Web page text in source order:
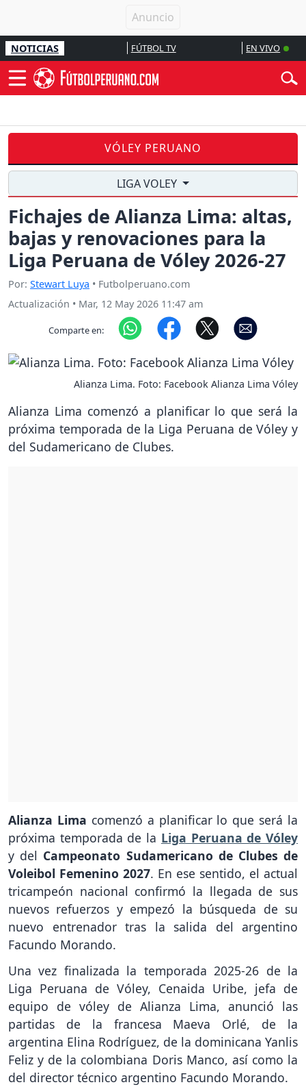
NOTICIAS FÚTBOL TV EN VIVO
VÓLEY PERUANO
LIGA VOLEY
Fichajes de Alianza Lima: altas,
bajas y renovaciones para la
Liga Peruana de Vóley 2026-27
Por: Stewart Luya • Futbolperuano.com
Actualización • Mar, 12 May 2026 11:47 am
Comparte en:
Alianza Lima. Foto: Facebook Alianza Lima Vóley
Alianza Lima comenzó a planificar lo que será la
próxima temporada de la Liga Peruana de Vóley y
del Sudamericano de Clubes.
Alianza Lima comenzó a planificar lo que será la
próxima temporada de la Liga Peruana de Vóley
y del Campeonato Sudamericano de Clubes de
Voleibol Femenino 2027. En ese sentido, el actual
tricampeón nacional confirmó la llegada de sus
nuevos refuerzos y empezó la búsqueda de su
nuevo entrenador tras la salida del argentino
Facundo Morando.
Una vez finalizada la temporada 2025-26 de la
Liga Peruana de Vóley, Cenaida Uribe, jefa de
equipo de vóley de Alianza Lima, anunció las
partidas de la francesa Maeva Orlé, de la
argentina Elina Rodríguez, de la dominicana Yanlis
Feliz y de la colombiana Doris Manco, así como la
del director técnico argentino Facundo Morando.